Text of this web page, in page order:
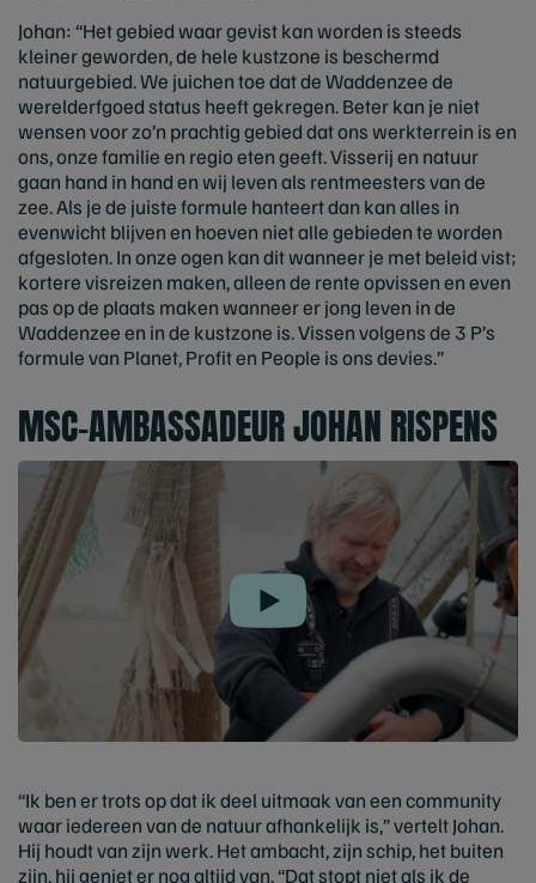
Johan: “Het gebied waar gevist kan worden is steeds
kleiner geworden, de hele kustzone is beschermd
natuurgebied. We juichen toe dat de Waddenzee de
werelderfgoed status heeft gekregen. Beter kan je niet
wensen voor zo’n prachtig gebied dat ons werkterrein is en
ons, onze familie en regio eten geeft. Visserij en natuur
gaan hand in hand en wij leven als rentmeesters van de
zee. Als je de juiste formule hanteert dan kan alles in
evenwicht blijven en hoeven niet alle gebieden te worden
afgesloten. In onze ogen kan dit wanneer je met beleid vist;
kortere visreizen maken, alleen de rente opvissen en even
pas op de plaats maken wanneer er jong leven in de
Waddenzee en in de kustzone is. Vissen volgens de 3 P’s
formule van Planet, Profit en People is ons devies.”
MSC-AMBASSADEUR JOHAN RISPENS
Play
“Ik ben er trots op dat ik deel uitmaak van een community
waar iedereen van de natuur afhankelijk is,” vertelt Johan.
Hij houdt van zijn werk. Het ambacht, zijn schip, het buiten
zijn, hij geniet er nog altijd van. “Dat stopt niet als ik de